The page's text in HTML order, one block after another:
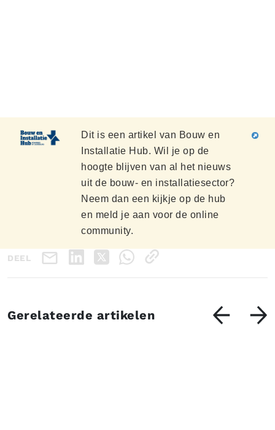
Dit is een artikel van Bouw en
Installatie Hub. Wil je op de
hoogte blijven van al het nieuws
uit de bouw- en installatiesector?
Neem dan een kijkje op de hub
en meld je aan voor de online
community.
DEEL
Gerelateerde artikelen